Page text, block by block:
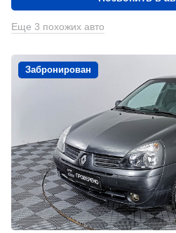
Еще 3 похожих авто
Забронирован